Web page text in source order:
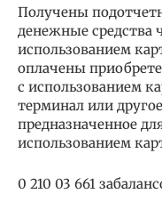
Получены
денежные средства
использованием
оплачены
с использованием
терминал или
предназначенное
использованием
0 210 03 661